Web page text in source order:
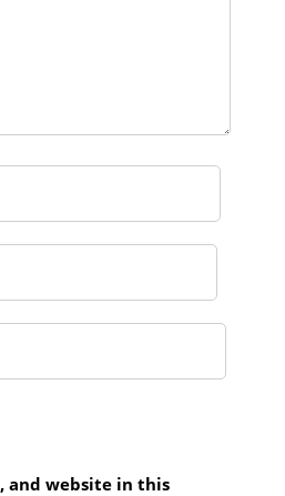
and website in this